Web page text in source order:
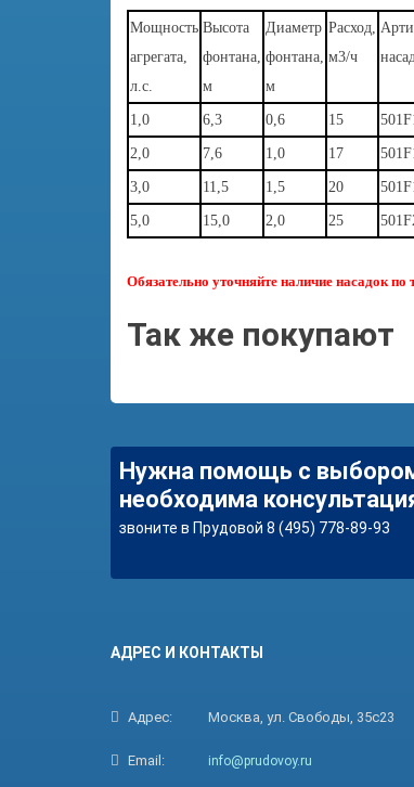
Мощность
агрегата,
л.с.
Высота
фонтана,
м
Диаметр
фонтана,
м
Расход,
м3/ч
1,0 6,3 0,6 15
2,0 7,6 1,0 17
3,0 11,5 1,5 20
5,0 15,0 2,0 25
Обязательно уточняйте наличие насадок
Так же покупают
Нужна помощь с
необходима
звоните в Прудовой 8 (495) 778-89-93
АДРЕС И КОНТАКТЫ
Адрес: Москва, ул. Свободы, 35с23
Email: info@prudovoy.ru